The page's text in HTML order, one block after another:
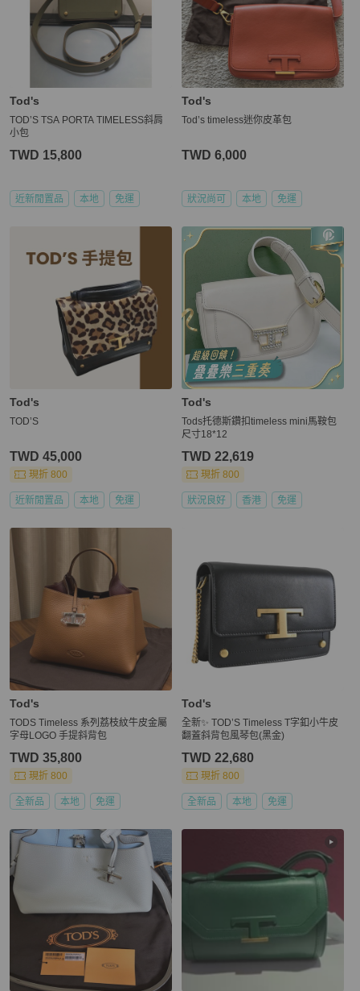
Tod's
TOD’S TSA PORTA TIMELESS斜肩
小包
TWD 15,800
近新閒置品 本地 免運
Tod's
Tod’s timeless迷你皮革包
TWD 6,000
狀況尚可 本地 免運
Tod's
TOD’S
TWD 45,000
現折 800
近新閒置品 本地 免運
Tod's
Tods托德斯鑽扣timeless mini馬鞍包
尺寸18*12
TWD 22,619
現折 800
狀況良好 香港 免運
Tod's
TODS Timeless 系列荔枝紋牛皮金屬
字母LOGO 手提斜背包
TWD 35,800
現折 800
全新品 本地 免運
Tod's
全新✨ TOD’S Timeless T字釦小牛皮
翻蓋斜背包風琴包(黑金)
TWD 22,680
現折 800
全新品 本地 免運